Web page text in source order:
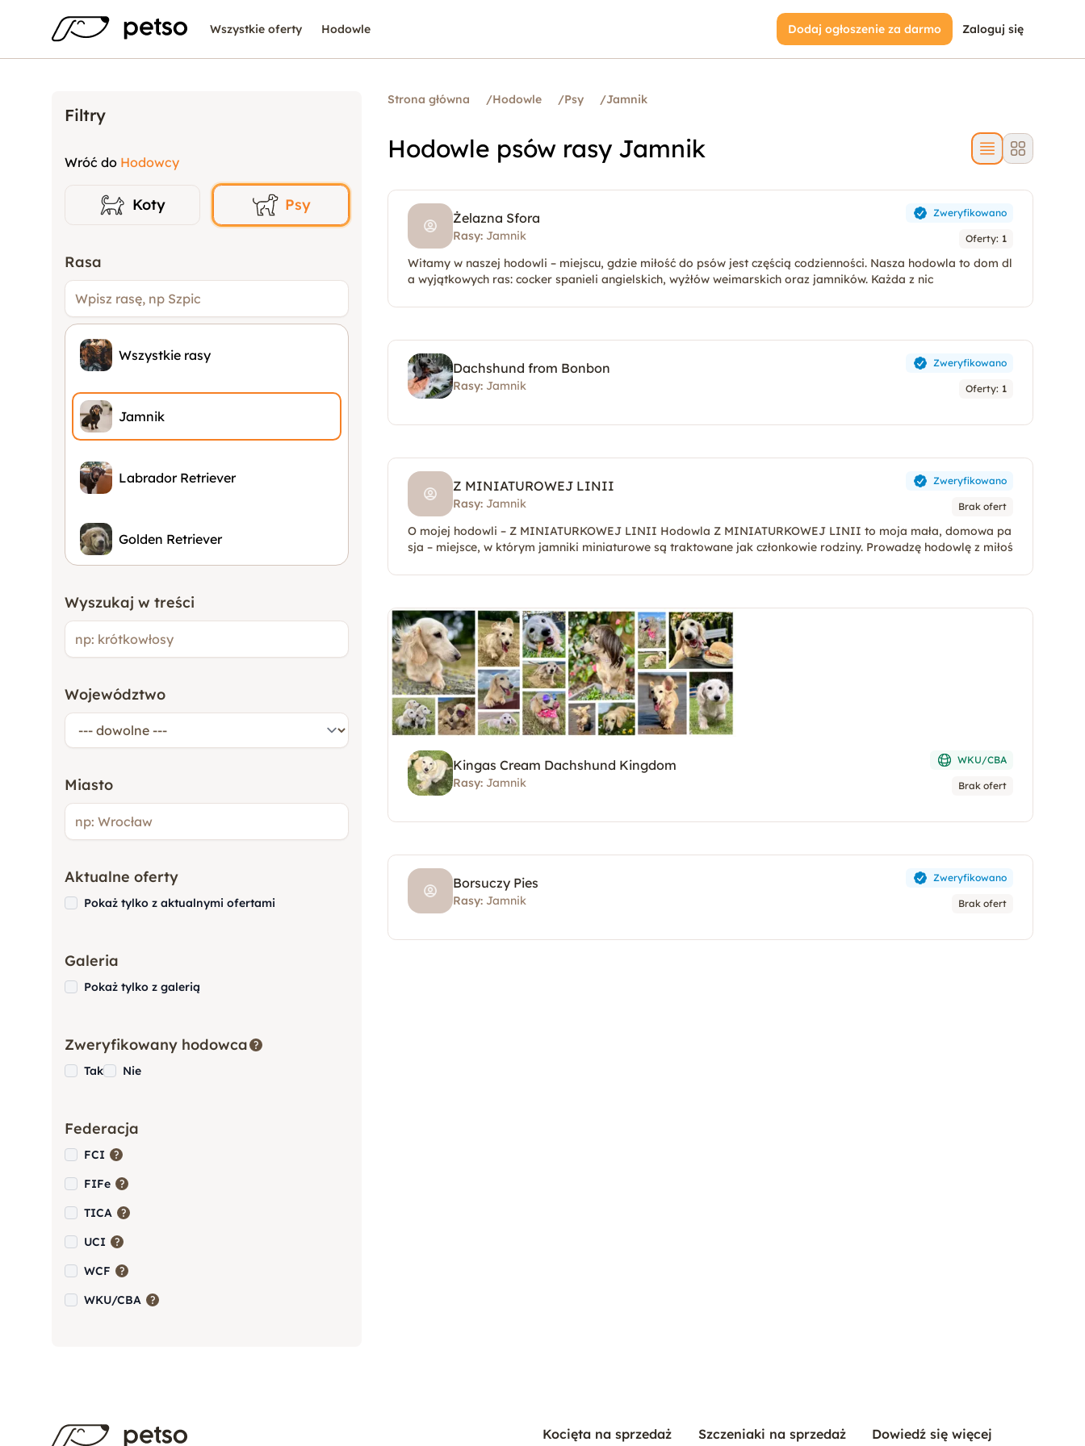
Dodaj ogłoszenie za darmo Zaloguj się
Wszystkie oferty Hodowle
Strona główna /Hodowle /Psy /Jamnik
Hodowle psów rasy Jamnik
Filtry
Wróć do Hodowcy
Koty Psy
Rasa
Wszystkie rasy
Labrador Retriever
Golden Retriever
Buldog Francuski
Beagle
Pudel
Goldendoodle
Akita
Amstaff (American Staffordshire
Bernardyn
Jamnik
Wyszukaj w treści
Województwo
Miasto
Aktualne oferty
Pokaż tylko z aktualnymi ofertami
Galeria
Pokaż tylko z galerią
Zweryfikowany hodowca
Tak Nie
Federacja
FCI
FIFe
TICA
UCI
WCF
WKU/CBA
Żelazna Sfora
Rasy: Jamnik
Zweryfikowano
Oferty: 1
Witamy w naszej hodowli – miejscu, gdzie miłość do psów jest częścią codzienności. Nasza hodowla to dom dl
a wyjątkowych ras: cocker spanieli angielskich, wyżłów weimarskich oraz jamników. Każda z nic
Dachshund from Bonbon
Rasy: Jamnik
Zweryfikowano
Oferty: 1
Z MINIATUROWEJ LINII
Rasy: Jamnik
Zweryfikowano
Brak ofert
O mojej hodowli – Z MINIATURKOWEJ LINII Hodowla Z MINIATURKOWEJ LINII to moja mała, domowa pa
sja – miejsce, w którym jamniki miniaturowe są traktowane jak członkowie rodziny. Prowadzę hodowlę z miłoś
Kingas Cream Dachshund Kingdom
Rasy: Jamnik
WKU/CBA
Brak ofert
Borsuczy Pies
Rasy: Jamnik
Zweryfikowano
Brak ofert
Kocięta na sprzedaż Szczeniaki na sprzedaż Dowiedź się więcej